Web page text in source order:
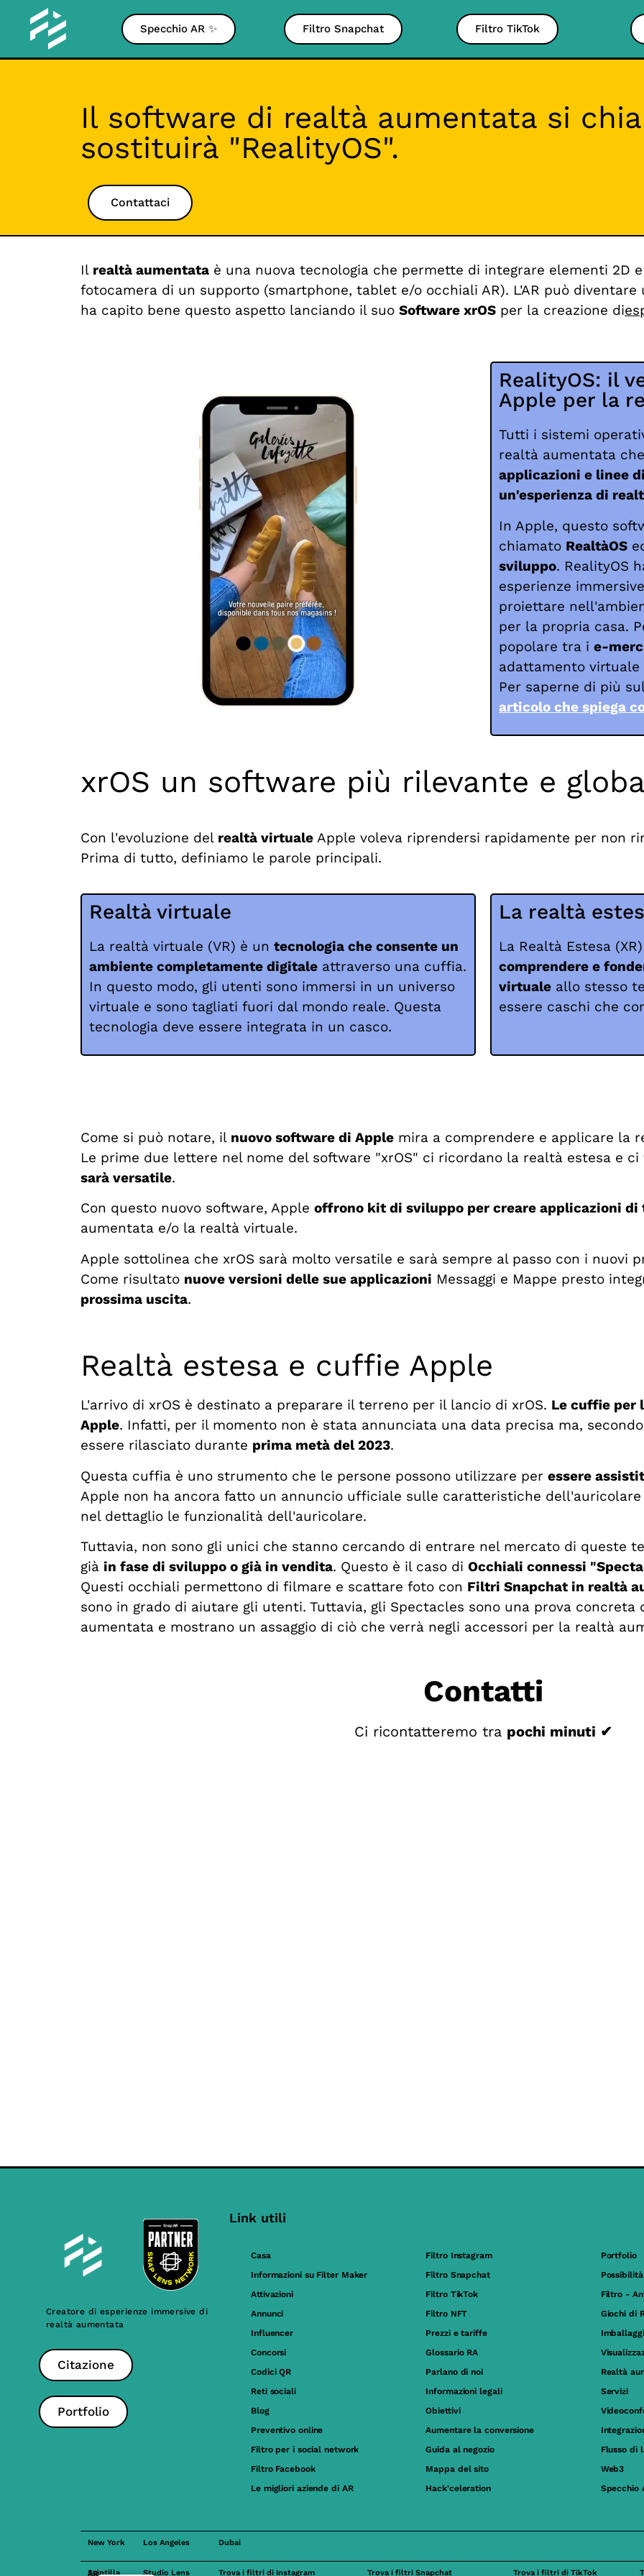
Specchio AR ✨ Filtro Snapchat Filtro TikTok
Il software di realtà aumentata si
sostituirà "RealityOS".
Contattaci
Il realtà aumentata è una nuova tecnologia che permette di integrare elementi 2D
fotocamera di un supporto (smartphone, tablet e/o occhiali AR). L'AR può
ha capito bene questo aspetto lanciando il suo Software xrOS per la creazione di
RealityOS: il
Apple per la
Tutti i sistemi
realtà aumentata
applicazioni e linee
un'esperienza di
In Apple, questo
chiamato RealtàOS
sviluppo. RealityOS
esperienze
proiettare
per la propria casa.
popolare tra i e-
adattamento virtuale
Per saperne di più
articolo che spiega
xrOS un software più rilevante e
Con l'evoluzione del realtà virtuale Apple voleva riprendersi rapidamente per non
Prima di tutto, definiamo le parole principali.
Realtà virtuale
La realtà virtuale (VR) è un tecnologia che consente un
ambiente completamente digitale attraverso una cuffia.
In questo modo, gli utenti sono immersi in un universo
virtuale e sono tagliati fuori dal mondo reale. Questa
tecnologia deve essere integrata in un casco.
La realtà
La Realtà Estesa
comprendere e
virtuale allo stesso
essere caschi che
Come si può notare, il nuovo software di Apple mira a comprendere e applicare la
Le prime due lettere nel nome del software "xrOS" ci ricordano la realtà estesa e ci
sarà versatile.
Con questo nuovo software, Apple offrono kit di sviluppo per creare applicazioni di
aumentata e/o la realtà virtuale.
Apple sottolinea che xrOS sarà molto versatile e sarà sempre al passo con i nuovi
Come risultato nuove versioni delle sue applicazioni Messaggi e Mappe presto
prossima uscita.
Realtà estesa e cuffie Apple
L'arrivo di xrOS è destinato a preparare il terreno per il lancio di xrOS. Le cuffie per
Apple. Infatti, per il momento non è stata annunciata una data precisa ma,
essere rilasciato durante prima metà del 2023.
Questa cuffia è uno strumento che le persone possono utilizzare per essere
Apple non ha ancora fatto un annuncio ufficiale sulle caratteristiche dell'auricolare
nel dettaglio le funzionalità dell'auricolare.
Tuttavia, non sono gli unici che stanno cercando di entrare nel mercato di queste
già in fase di sviluppo o già in vendita. Questo è il caso di Occhiali connessi
Questi occhiali permettono di filmare e scattare foto con Filtri Snapchat in realtà
sono in grado di aiutare gli utenti. Tuttavia, gli Spectacles sono una prova
aumentata e mostrano un assaggio di ciò che verrà negli accessori per la realtà
Contatti
Ci ricontatteremo tra pochi minuti ✔
Creatore di esperienze immersive di
realtà aumentata
Citazione
Portfolio
Link utili
Casa
Informazioni su Filter Maker
Attivazioni
Annunci
Influencer
Concorsi
Codici QR
Reti sociali
Blog
Preventivo online
Filtro per i social network
Filtro Facebook
Le migliori aziende di AR
Filtro Instagram
Filtro Snapchat
Filtro TikTok
Filtro NFT
Prezzi e tariffe
Glossario RA
Parlano di noi
Informazioni legali
Obiettivi
Aumentare la conversione
Guida al negozio
Mappa del sito
Hack'celeration
Portfolio
Possibilità
Filtro -
Giochi di
Realtà
Servizi
Flusso di
Web3
Specchio
New York Los Angeles Dubai
Scintilla AR Studio Lens Trova i filtri di Instagram Trova i filtri Snapchat Trova i filtri di TikTok